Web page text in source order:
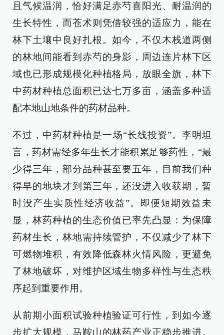
且气候温润，恰好满足赤芍喜阳光、耐温润的
生长特性，而苍术则凭借较强的适应力，能在
林下土壤中良好扎根。如今，不仅木栈道两侧
的林地间能看到赤芍的身影，周边连片林下区
域也已形成规模化种植格局，放眼全旗，林下
中药材种植总面积已达七万多亩，涵盖多种适
配本地山地条件的药材品种。
不过，中药材种植是一场“长线投资”。李明坦
言，药材需经多年生长才能积累足够药性，“最
少得三年，部分品种甚至要五年，目前我们种
得早的地块才到第三年，还没进入收获期，暂
时没产生实质性经济收益”。即便短期效益未
显，林药种植的生态价值已率先凸显：为保障
药材生长，林地需持续管护，不仅减少了林下
可燃物堆积，有效降低森林火情风险，更避免
了林地破坏，对维护区域生物多样性与生态秩
序起到重要作用。
从前期小面积试验种植验证可行性，到如今逐
步扩大规模，马鞍山的林药产业正稳步推进。